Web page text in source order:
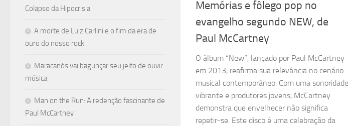
Memórias e fôlego pop no
evangelho segundo NEW, de
Paul McCartney
O álbum “New”, lançado por Paul McCartney
em 2013, reafirma sua relevância no cenário
musical contemporâneo. Com uma sonoridade
vibrante e produtores jovens, McCartney
demonstra que envelhecer não significa
repetir-se. Este disco é uma celebração da
Colapso da Hipocrisia
A morte de Luiz Carlini e o fim da era de
ouro do nosso rock
Maracanós vai bagunçar seu jeito de ouvir
música
Man on the Run: A redenção fascinante de
Paul McCartney